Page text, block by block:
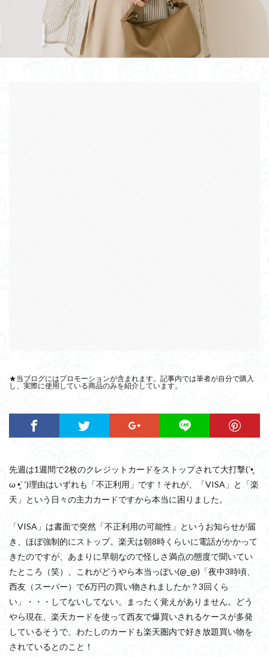
★当ブログにはプロモーションが含まれます。記事内では筆者が自分で購入
し、実際に使用している商品のみを紹介しています。
先週は1週間で2枚のクレジットカードをストップされて大打撃(´•̥
ω •̥` ‘)理由はいずれも「不正利用」です！それが、「VISA」と「楽
天」という日々の主力カードですから本当に困りました。
「VISA」は書面で突然「不正利用の可能性」というお知らせが届
き、ほぼ強制的にストップ。楽天は朝8時くらいに電話がかかって
きたのですが、あまりに早朝なので怪しさ満点の態度で聞いてい
たところ（笑）、これがどうやら本当っぽい(@_@)「夜中3時頃、
西友（スーパー）で6万円の買い物されましたか？3回くら
い」・・・してないしてない。まったく覚えがありません。どう
やら現在、楽天カードを使って西友で爆買いされるケースが多発
しているそうで、わたしのカードも楽天圏内で好き放題買い物を
されているとのこと！